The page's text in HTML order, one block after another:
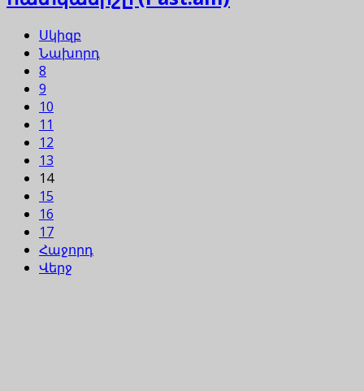
Սկիզբ
Նախորդ
8
9
10
11
12
13
14
15
16
17
Հաջորդ
Վերջ